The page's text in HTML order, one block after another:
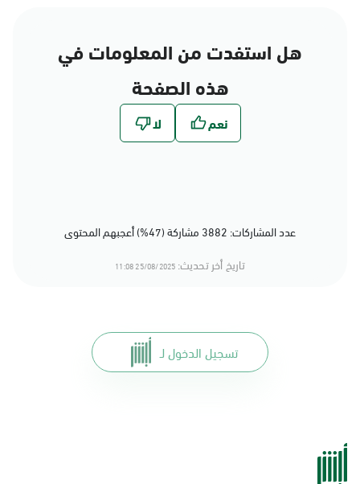
هل استفدت من المعلومات في
هذه الصفحة
عدد المشاركات: 3882 مشاركة (47%) أعجبهم المحتوى
تاريخ أخر تحديث: 25/08/2025 11:08
تسجيل الدخول لـ